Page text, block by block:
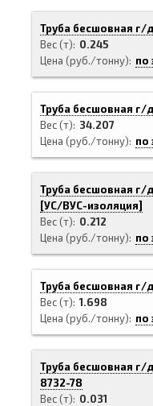
Труба бесшовная г/
Вес (т)
0.245
Цена (руб./тонну)
по
Труба бесшовная г/
Вес (т)
34.207
Цена (руб./тонну)
по
Труба бесшовная г/
[УС/ВУС-изоляция]
Вес (т)
0.212
Цена (руб./тонну)
по
Труба бесшовная г/
Вес (т) 1.698
Цена (руб./тонну)
по
Труба бесшовная г/
8732-78
Вес (т)
0.031